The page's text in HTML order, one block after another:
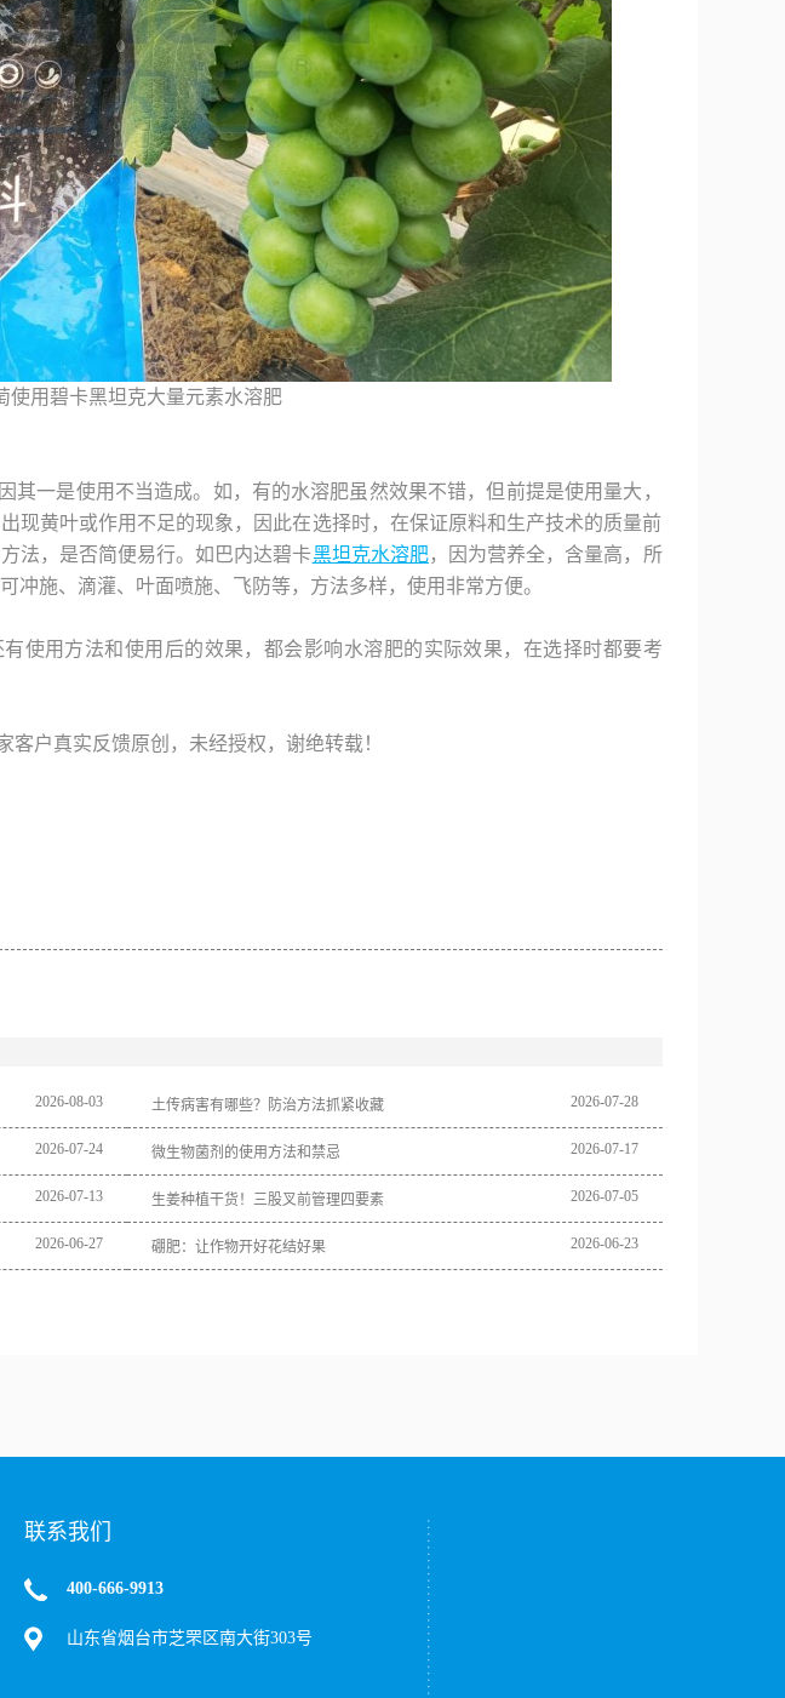
使用碧卡黑坦克大量元素水溶肥
其一是使用不当造成。如，有的水溶肥虽然效果不错，但前提是使用量大，
现黄叶或作用不足的现象，因此在选择时，在保证原料和生产技术的质量前
法，是否简便易行。如巴内达碧卡黑坦克水溶肥，因为营养全，含量高，所
冲施、滴灌、叶面喷施、飞防等，方法多样，使用非常方便。
使用方法和使用后的效果，都会影响水溶肥的实际效果，在选择时都要考
户真实反馈原创，未经授权，谢绝转载！
2026-08-03 土传病害有哪些？防治方法抓紧收藏 2026-07-28
2026-07-24 微生物菌剂的使用方法和禁忌 2026-07-17
2026-07-13 生姜种植干货！三股叉前管理四要素 2026-07-05
2026-06-27 硼肥：让作物开好花结好果 2026-06-23
联系我们
400-666-9913
山东省烟台市芝罘区南大街303号